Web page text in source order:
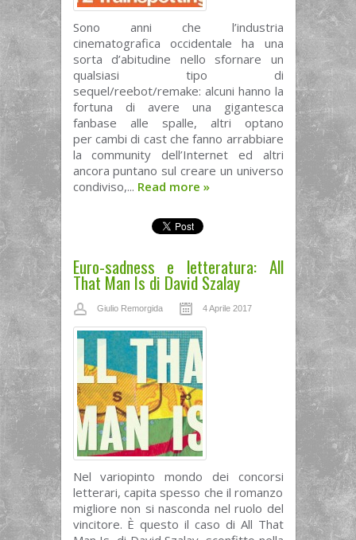
Sono anni che l’industria
cinematografica occidentale ha una
sorta d’abitudine nello sfornare un
qualsiasi tipo di
sequel/reebot/remake: alcuni hanno la
fortuna di avere una gigantesca
fanbase alle spalle, altri optano
per cambi di cast che fanno arrabbiare
la community dell’Internet ed altri
ancora puntano sul creare un universo
condiviso,... Read more »
Euro-sadness e letteratura: All
That Man Is di David Szalay
Giulio Remorgida 4 Aprile 2017
Nel variopinto mondo dei concorsi
letterari, capita spesso che il romanzo
migliore non si nasconda nel ruolo del
vincitore. È questo il caso di All That